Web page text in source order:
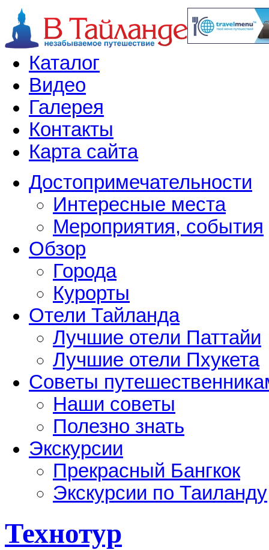
Каталог
Видео
Галерея
Контакты
Карта сайта
Достопримечательности
Интересные места
Мероприятия, события
Обзор
Города
Курорты
Отели Тайланда
Лучшие отели Паттайи
Лучшие отели Пхукета
Советы
Наши советы
Полезно знать
Экскурсии
Прекрасный Бангкок
Экскурсии по Таиланду
Технотур